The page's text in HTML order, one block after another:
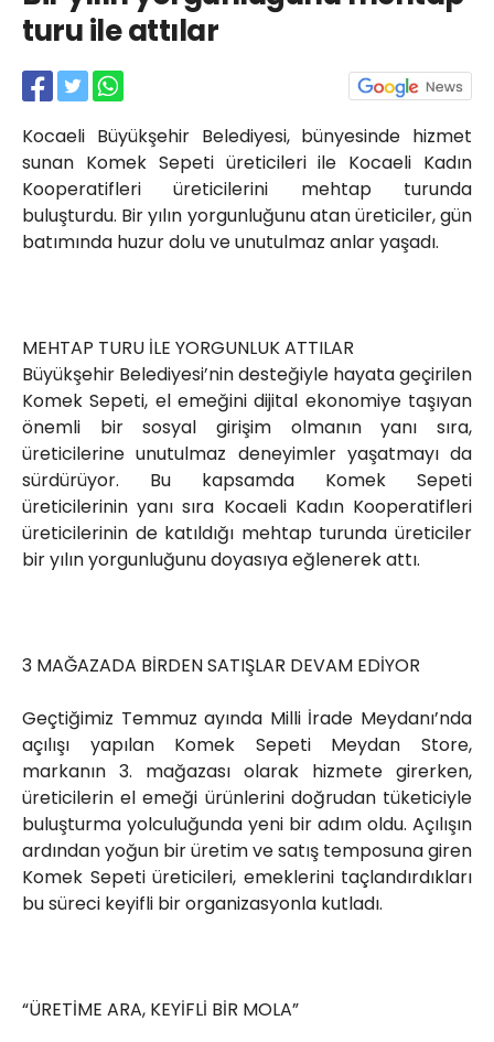
turu ile attılar
Kocaeli Büyükşehir Belediyesi, bünyesinde hizmet
sunan Komek Sepeti üreticileri ile Kocaeli Kadın
Kooperatifleri üreticilerini mehtap turunda
buluşturdu. Bir yılın yorgunluğunu atan üreticiler, gün
batımında huzur dolu ve unutulmaz anlar yaşadı.
MEHTAP TURU İLE YORGUNLUK ATTILAR
Büyükşehir Belediyesi’nin desteğiyle hayata geçirilen
Komek Sepeti, el emeğini dijital ekonomiye taşıyan
önemli bir sosyal girişim olmanın yanı sıra,
üreticilerine unutulmaz deneyimler yaşatmayı da
sürdürüyor. Bu kapsamda Komek Sepeti
üreticilerinin yanı sıra Kocaeli Kadın Kooperatifleri
üreticilerinin de katıldığı mehtap turunda üreticiler
bir yılın yorgunluğunu doyasıya eğlenerek attı.
3 MAĞAZADA BİRDEN SATIŞLAR DEVAM EDİYOR
Geçtiğimiz Temmuz ayında Milli İrade Meydanı’nda
açılışı yapılan Komek Sepeti Meydan Store,
markanın 3. mağazası olarak hizmete girerken,
üreticilerin el emeği ürünlerini doğrudan tüketiciyle
buluşturma yolculuğunda yeni bir adım oldu. Açılışın
ardından yoğun bir üretim ve satış temposuna giren
Komek Sepeti üreticileri, emeklerini taçlandırdıkları
bu süreci keyifli bir organizasyonla kutladı.
“ÜRETİME ARA, KEYİFLİ BİR MOLA”
Akkavaklar Caddesi No:17/4 İzmit-
kocaelisokak@gmail.com